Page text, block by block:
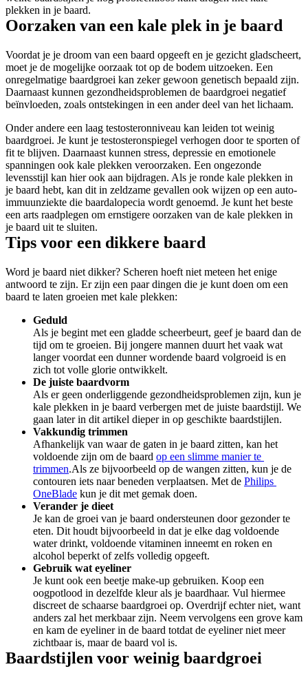
plekken in je baard.
Oorzaken van een kale plek in je baard
Voordat je je droom van een baard opgeeft en je gezicht gladscheert,
moet je de mogelijke oorzaak tot op de bodem uitzoeken. Een
onregelmatige baardgroei kan zeker gewoon genetisch bepaald zijn.
Daarnaast kunnen gezondheidsproblemen de baardgroei negatief
beïnvloeden, zoals ontstekingen in een ander deel van het lichaam.
Onder andere een laag testosteronniveau kan leiden tot weinig
baardgroei. Je kunt je testosteronspiegel verhogen door te sporten of
fit te blijven. Daarnaast kunnen stress, depressie en emotionele
spanningen ook kale plekken veroorzaken. Een ongezonde
levensstijl kan hier ook aan bijdragen. Als je ronde kale plekken in
je baard hebt, kan dit in zeldzame gevallen ook wijzen op een auto-
immuunziekte die baardalopecia wordt genoemd. Je kunt het beste
een arts raadplegen om ernstigere oorzaken van de kale plekken in
je baard uit te sluiten.
Tips voor een dikkere baard
Word je baard niet dikker? Scheren hoeft niet meteen het enige
antwoord te zijn. Er zijn een paar dingen die je kunt doen om een
baard te laten groeien met kale plekken:
Geduld
Als je begint met een gladde scheerbeurt, geef je baard dan de
tijd om te groeien. Bij jongere mannen duurt het vaak wat
langer voordat een dunner wordende baard volgroeid is en
zich tot volle glorie ontwikkelt.
De juiste baardvorm
Als er geen onderliggende gezondheidsproblemen zijn, kun je
kale plekken in je baard verbergen met de juiste baardstijl. We
gaan later in dit artikel dieper in op geschikte baardstijlen.
Vakkundig trimmen
Afhankelijk van waar de gaten in je baard zitten, kan het
voldoende zijn om de baard op een slimme manier te
trimmen.Als ze bijvoorbeeld op de wangen zitten, kun je de
contouren iets naar beneden verplaatsen. Met de Philips
OneBlade kun je dit met gemak doen.
Verander je dieet
Je kan de groei van je baard ondersteunen door gezonder te
eten. Dit houdt bijvoorbeeld in dat je elke dag voldoende
water drinkt, voldoende vitaminen inneemt en roken en
alcohol beperkt of zelfs volledig opgeeft.
Gebruik wat eyeliner
Je kunt ook een beetje make-up gebruiken. Koop een
oogpotlood in dezelfde kleur als je baardhaar. Vul hiermee
discreet de schaarse baardgroei op. Overdrijf echter niet, want
anders zal het merkbaar zijn. Neem vervolgens een grove kam
en kam de eyeliner in de baard totdat de eyeliner niet meer
zichtbaar is, maar de baard vol is.
Baardstijlen voor weinig baardgroei